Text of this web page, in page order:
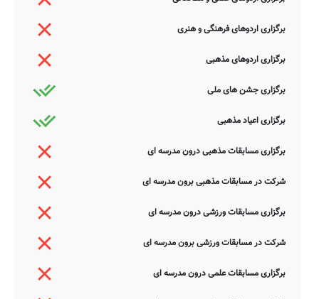
برگزاری اردوهای فرهنگی و هنری
برگزاری اردوهای مذهبی
برگزاری جشن های ملی
برگزاری اعیاد مذهبی
برگزاری مسابقات مذهبی درون مدرسه ای
شرکت در مسابقات مذهبی برون مدرسه ای
برگزاری مسابقات ورزشی درون مدرسه ای
شرکت در مسابقات ورزشی برون مدرسه ای
برگزاری مسابقات علمی درون مدرسه ای